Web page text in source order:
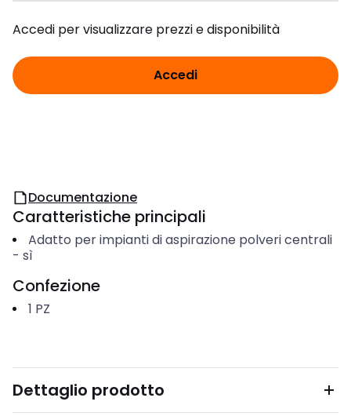
Accedi per visualizzare prezzi e disponibilità
Accedi
Documentazione
Caratteristiche principali
Adatto per impianti di aspirazione polveri centrali
- sì
Confezione
1 PZ
Dettaglio prodotto